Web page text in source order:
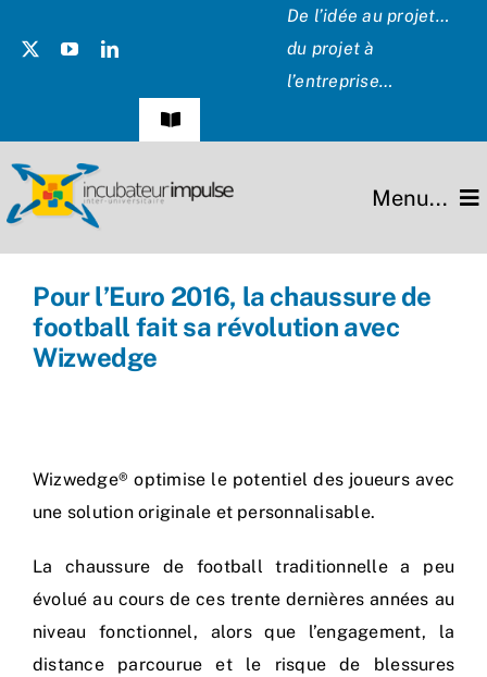
De l’idée au projet…
du projet à
l’entreprise…
Navigation
Témoignages
Les Présidents
Hommage
Menu...
Missions
Nos process
Actualités
Pour l’Euro 2016, la chaussure de
football fait sa révolution avec
Wizwedge
Wizwedge® optimise le potentiel des joueurs avec
une solution originale et personnalisable.
La chaussure de football traditionnelle a peu
évolué au cours de ces trente dernières années au
niveau fonctionnel, alors que l’engagement, la
distance parcourue et le risque de blessures